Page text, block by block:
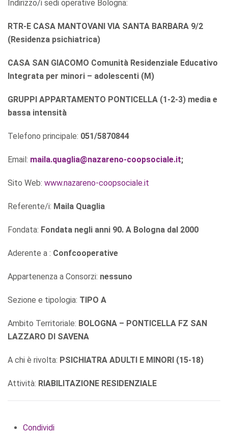
Indirizzo/i sedi operative Bologna:
RTR-E CASA MANTOVANI VIA SANTA BARBARA 9/2
(Residenza psichiatrica)
CASA SAN GIACOMO Comunità Residenziale Educativo
Integrata per minori – adolescenti (M)
GRUPPI APPARTAMENTO PONTICELLA (1-2-3) media e
bassa intensità
Telefono principale: 051/5870844
Email: maila.quaglia@nazareno-coopsociale.it;
Sito Web: www.nazareno-coopsociale.it
Referente/i: Maila Quaglia
Fondata: Fondata negli anni 90. A Bologna dal 2000
Aderente a : Confcooperative
Appartenenza a Consorzi: nessuno
Sezione e tipologia: TIPO A
Ambito Territoriale: BOLOGNA – PONTICELLA FZ SAN
LAZZARO DI SAVENA
A chi è rivolta: PSICHIATRA ADULTI E MINORI (15-18)
Attività: RIABILITAZIONE RESIDENZIALE
Condividi